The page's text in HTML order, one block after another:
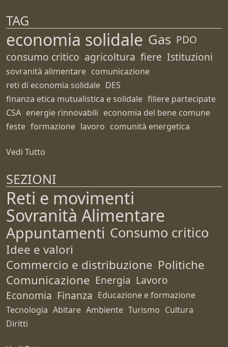
TAG
economia solidale Gas PDO
consumo critico agricoltura fiere Istituzioni
sovranità alimentare comunicazione
reti di economia solidale DES
finanza etica mutualistica e solidale filiere partecipate
CSA energie rinnovabili economia del bene comune
feste formazione lavoro comunità energetica
Vedi Tutto
SEZIONI
Reti e movimenti
Sovranità Alimentare
Appuntamenti Consumo critico
Idee e valori
Commercio e distribuzione Politiche
Comunicazione Energia Lavoro
Economia Finanza Educazione e formazione
Tecnologia Abitare Ambiente Turismo Cultura
Diritti